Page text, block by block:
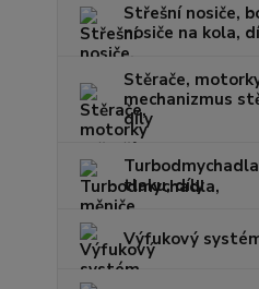
Střešní nosiče,
nosiče na kola,
Stěrače,
mechanizmus
díly
tlaku, díly
Výfukový